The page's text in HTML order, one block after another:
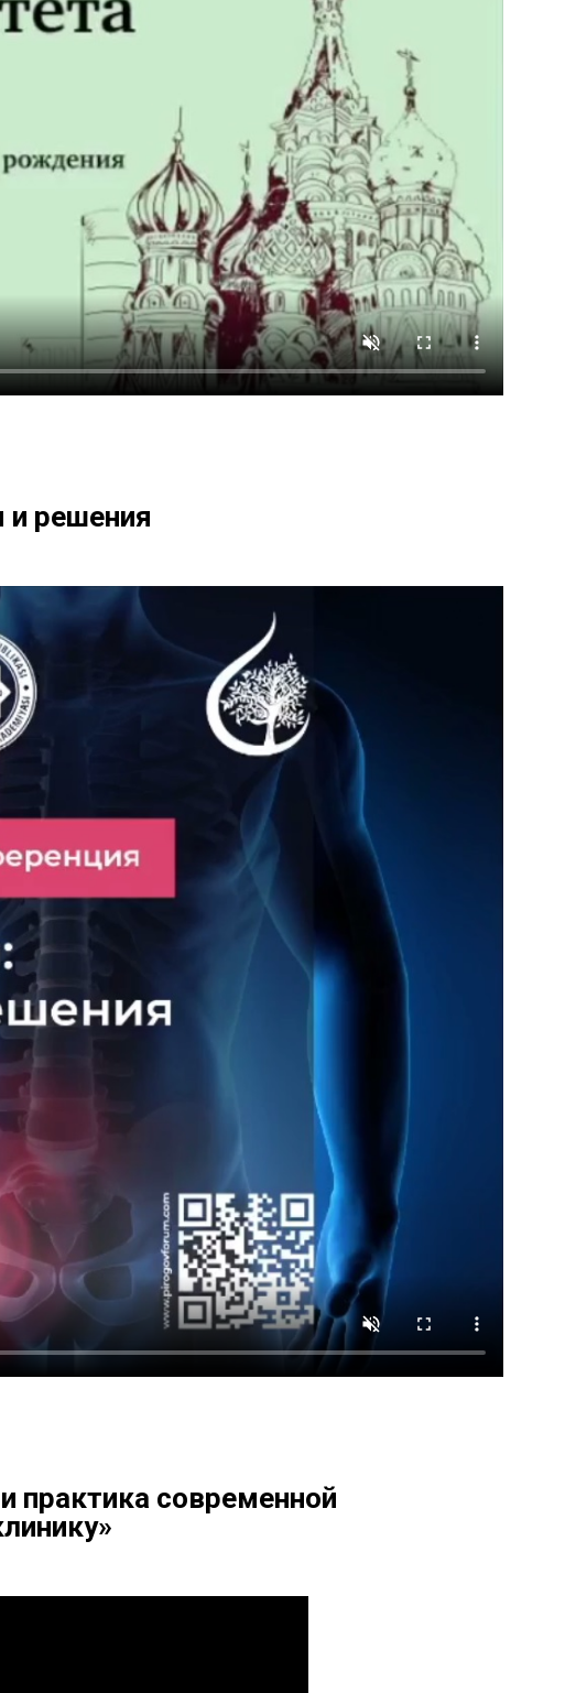
и решения
практика современной